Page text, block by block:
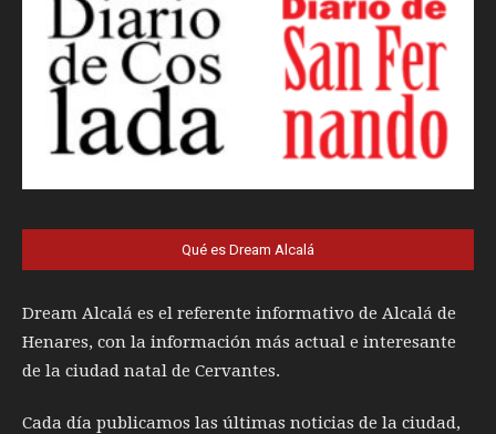
Qué es Dream Alcalá
Dream Alcalá es el referente informativo de Alcalá de
Henares, con la información más actual e interesante
de la ciudad natal de Cervantes.
Cada día publicamos las últimas noticias de la ciudad,